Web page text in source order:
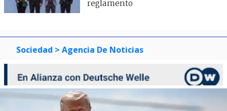
reglamento
Sociedad > Agencia De Noticias